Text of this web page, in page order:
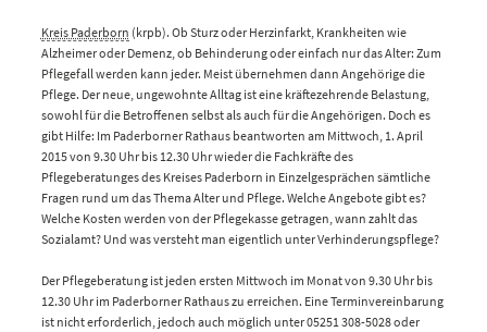
Kreis Paderborn (krpb). Ob Sturz oder Herzinfarkt, Krankheiten wie
Alzheimer oder Demenz, ob Behinderung oder einfach nur das Alter: Zum
Pflegefall werden kann jeder. Meist übernehmen dann Angehörige die
Pflege. Der neue, ungewohnte Alltag ist eine kräftezehrende Belastung,
sowohl für die Betroffenen selbst als auch für die Angehörigen. Doch es
gibt Hilfe: Im Paderborner Rathaus beantworten am Mittwoch, 1. April
2015 von 9.30 Uhr bis 12.30 Uhr wieder die Fachkräfte des
Pflegeberatunges des Kreises Paderborn in Einzelgesprächen sämtliche
Fragen rund um das Thema Alter und Pflege. Welche Angebote gibt es?
Welche Kosten werden von der Pflegekasse getragen, wann zahlt das
Sozialamt? Und was versteht man eigentlich unter Verhinderungspflege?
Der Pflegeberatung ist jeden ersten Mittwoch im Monat von 9.30 Uhr bis
12.30 Uhr im Paderborner Rathaus zu erreichen. Eine Terminvereinbarung
ist nicht erforderlich, jedoch auch möglich unter 05251 308-5028 oder